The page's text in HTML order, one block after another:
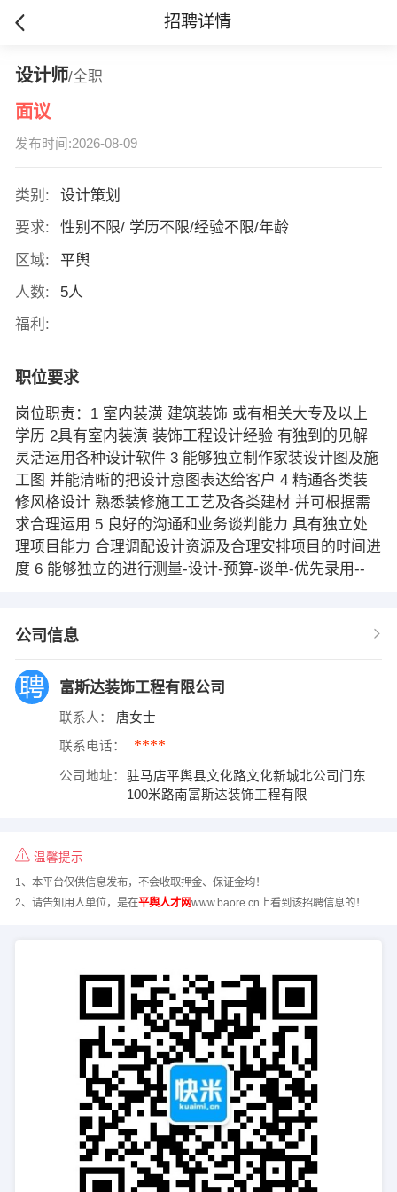
招聘详情
设计师/全职
面议
发布时间:2026-08-09
类别:
设计策划
要求:
性别不限/ 学历不限/经验不限/年龄
区域:
平舆
人数:
5人
福利:
职位要求
岗位职责：1 室内装潢 建筑装饰 或有相关大专及以上
学历 2具有室内装潢 装饰工程设计经验 有独到的见解
灵活运用各种设计软件 3 能够独立制作家装设计图及施
工图 并能清晰的把设计意图表达给客户 4 精通各类装
修风格设计 熟悉装修施工工艺及各类建材 并可根据需
求合理运用 5 良好的沟通和业务谈判能力 具有独立处
理项目能力 合理调配设计资源及合理安排项目的时间进
度 6 能够独立的进行测量-设计-预算-谈单-优先录用--
公司信息
富斯达装饰工程有限公司
联系人： 唐女士
联系电话： ****
公司地址：
驻马店平舆县文化路文化新城北公司门东
100米路南富斯达装饰工程有限
温馨提示
1、本平台仅供信息发布，不会收取押金、保证金均！
2、请告知用人单位，是在平舆人才网www.baore.cn上看到该招聘信息的！